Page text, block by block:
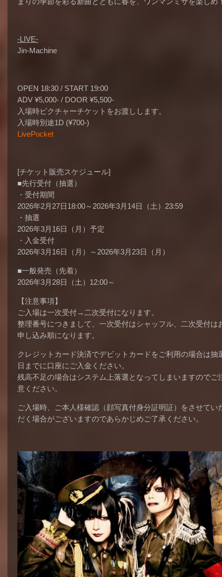
-LIVE-
Jin-Machine
OPEN 18:30 / START 19:00
ADV ¥5,000- / DOOR ¥5,500-
入場時ピクチャーチケットをお渡しします。
入場時別途1D (¥700-)
LivePocket
[チケット販売スケジュール]
■先行受付（抽選）
・受付期間
2026年2月27日18:00～2026年3月14日（土）23:59
・抽選
2026年3月16日（月）予定
・入金受付
2026年3月16日（月）～2026年3月23日（月）
■一般発売（先着）
2026年3月28日（土）12:00～
【注意事項】
ご入場は一次受付→二次受付になります。
整理番号につきまして、一次受付はシャッフル、二次受付は
申し込み順になります。
クレジットカード決済でデビットカードをご利用の場合は抽
日までに口座にご入金ください。
残高不足の場合はシステム上落選となってしまいますのでご
意ください。
ご入場時、ご本人様確認（顔写真付身分証明証）をさせてい
だく場合がございますのであらかじめご了承ください。